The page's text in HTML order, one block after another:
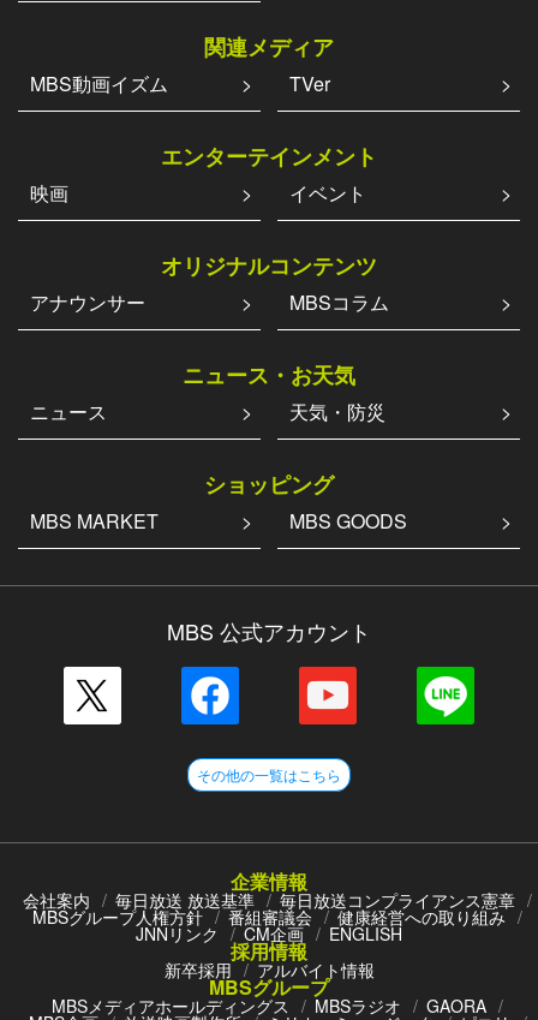
関連メディア
MBS動画イズム TVer
エンターテインメント
映画 イベント
オリジナルコンテンツ
アナウンサー MBSコラム
ニュース・お天気
ニュース 天気・防災
ショッピング
MBS MARKET MBS GOODS
MBS 公式アカウント
その他の一覧はこちら
企業情報
会社案内 毎日放送 放送基準 毎日放送コンプライアンス憲章
MBSグループ人権方針 番組審議会 健康経営への取り組み
JNNリンク CM企画 ENGLISH
採用情報
新卒採用 アルバイト情報
MBSグループ
MBSメディアホールディングス MBSラジオ GAORA